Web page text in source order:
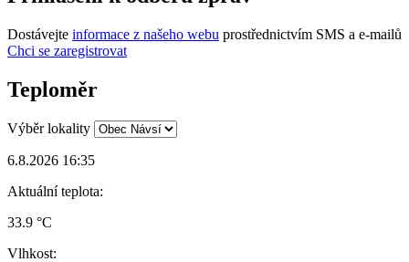
Dostávejte informace z našeho webu prostřednictvím SMS a e-mailů
Chci se zaregistrovat
Teploměr
Výběr lokality
6.8.2026 16:35
Aktuální teplota:
33.9 °C
Vlhkost: